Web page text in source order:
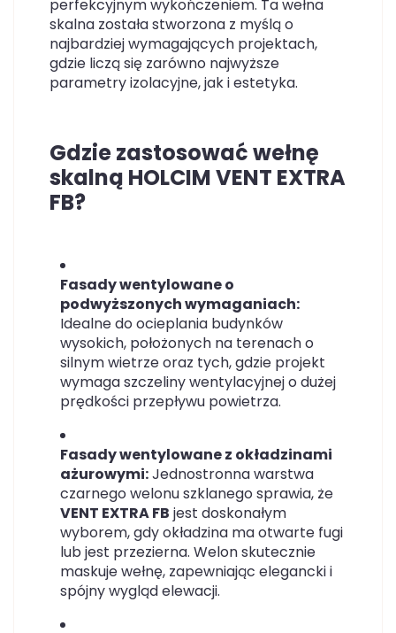
perfekcyjnym wykończeniem. Ta wełna
skalna została stworzona z myślą o
najbardziej wymagających projektach,
gdzie liczą się zarówno najwyższe
parametry izolacyjne, jak i estetyka.
Gdzie zastosować wełnę
skalną HOLCIM VENT EXTRA
FB?
Fasady wentylowane o
podwyższonych wymaganiach:
Idealne do ocieplania budynków
wysokich, położonych na terenach o
silnym wietrze oraz tych, gdzie projekt
wymaga szczeliny wentylacyjnej o dużej
prędkości przepływu powietrza.
Fasady wentylowane z okładzinami
ażurowymi:Jednostronna warstwa
czarnego welonu szklanego sprawia, że
VENT EXTRA FB jest doskonałym
wyborem, gdy okładzina ma otwarte fugi
lub jest przezierna. Welon skutecznie
maskuje wełnę, zapewniając elegancki i
spójny wygląd elewacji.